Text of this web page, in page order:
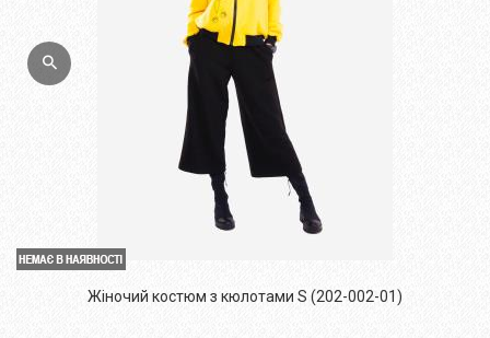
Жіночий костюм з кюлотами S (202-002-01)